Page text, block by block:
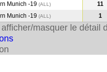
Munich -19 (ALL )
11
Munich -19 (ALL ) 1
masquer le détail